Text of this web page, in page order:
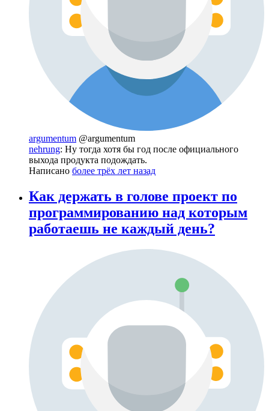
argumentum @argumentum
nehrung: Ну тогда хотя бы год после официального
выхода продукта подождать.
Написано более трёх лет назад
Как держать в голове проект по
программированию над которым
работаешь не каждый день?